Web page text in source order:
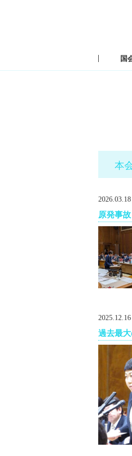
国
本
2026.03.18
原発事
2025.12.16
過去最